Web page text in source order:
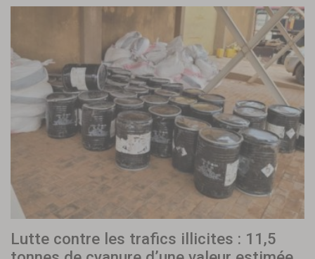
Lutte contre les trafics illicites : 11,5